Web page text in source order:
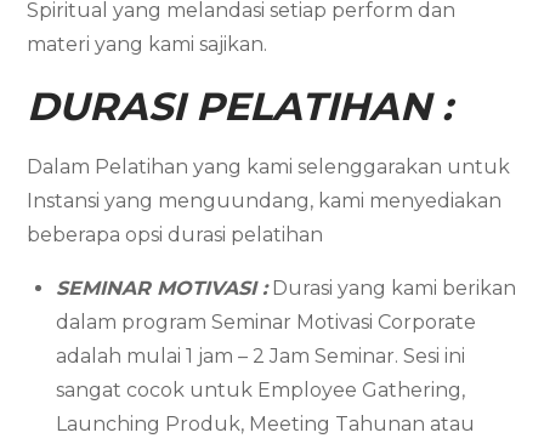
Spiritual yang melandasi setiap perform dan
materi yang kami sajikan.
DURASI PELATIHAN :
Dalam Pelatihan yang kami selenggarakan untuk
Instansi yang menguundang, kami menyediakan
beberapa opsi durasi pelatihan
SEMINAR MOTIVASI :Durasi yang kami berikan
dalam program Seminar Motivasi Corporate
adalah mulai 1 jam – 2 Jam Seminar. Sesi ini
sangat cocok untuk Employee Gathering,
Launching Produk, Meeting Tahunan atau